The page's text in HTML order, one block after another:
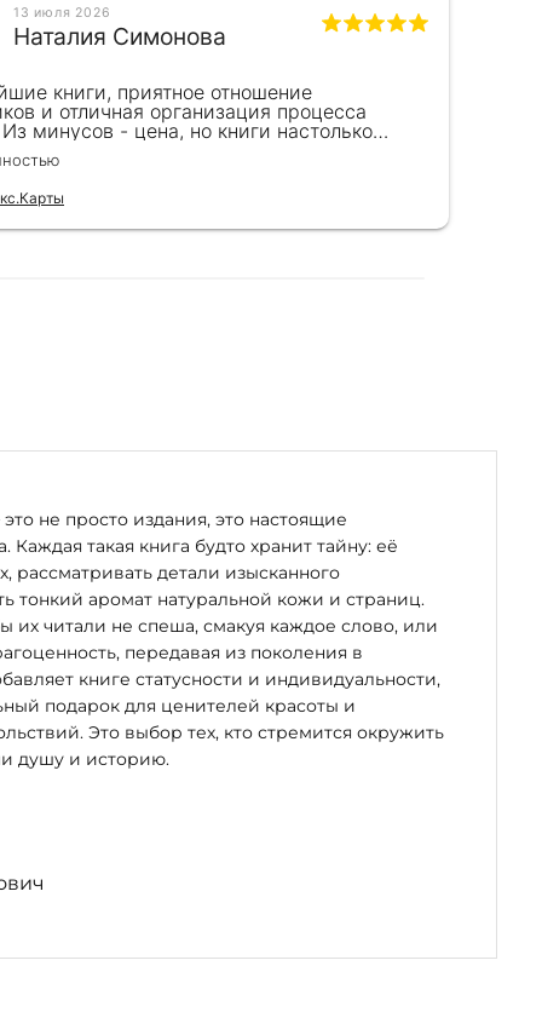
13 июля 2026
Наталия Симонова
книги, приятное отношение
и отличная организация процесса
Из минусов - цена, но книги настолько
что это того стоит. Идеальный вариант
не просто издания, это настоящие
Каждая такая книга будто хранит тайну: её
рассматривать детали изысканного
тонкий аромат натуральной кожи и страниц.
их читали не спеша, смакуя каждое слово, или
передавая из поколения в
книге статусности и индивидуальности,
подарок для ценителей красоты и
Это выбор тех, кто стремится окружить
душу и историю.